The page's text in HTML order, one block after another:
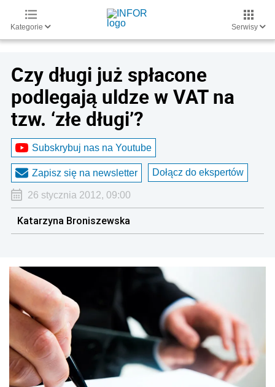
Kategorie Serwisy
Czy długi już spłacone
podlegają uldze w VAT na
tzw. ‘złe długi’?
Subskrybuj nas na Youtube
Zapisz się na newsletter Dołącz do ekspertów
26 stycznia 2012, 09:00
Katarzyna Broniszewska